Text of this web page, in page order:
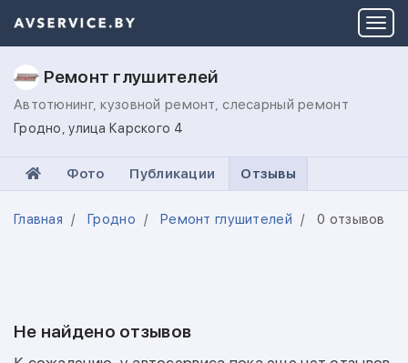
Ремонт глушителей
Автотюнинг, кузовной ремонт, слесарный ремонт
Гродно, улица Карского 4
Фото Публикации Отзывы
Главная Гродно Ремонт глушителей 0 отзывов
Не найдено отзывов